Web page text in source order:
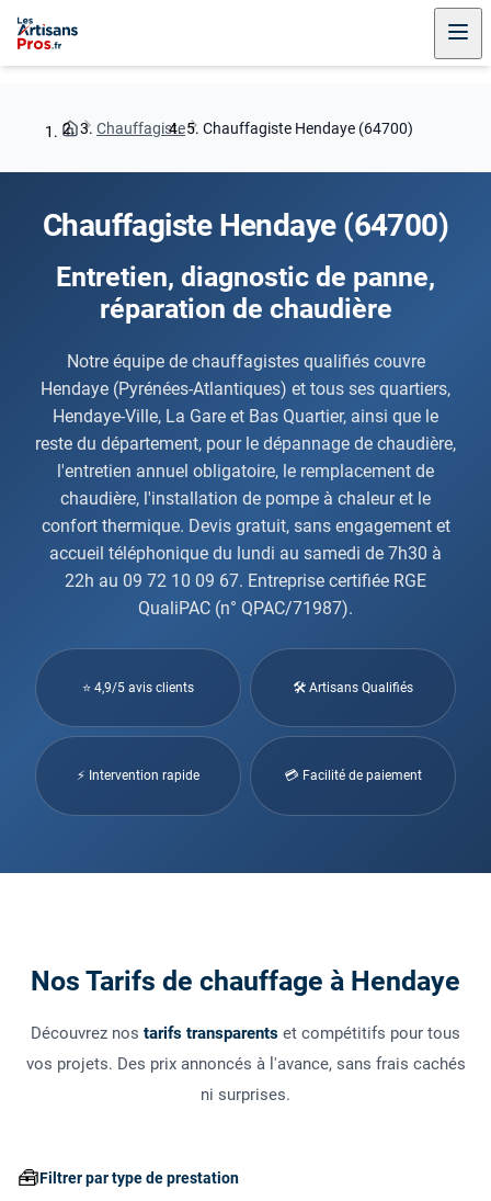
Chauffagiste Chauffagiste Hendaye (64700)
Chauffagiste Hendaye (64700)
Entretien, diagnostic de panne,
réparation de chaudière
Notre équipe de chauffagistes qualifiés couvre
Hendaye (Pyrénées-Atlantiques) et tous ses quartiers,
Hendaye-Ville, La Gare et Bas Quartier, ainsi que le
reste du département, pour le dépannage de chaudière,
l'entretien annuel obligatoire, le remplacement de
chaudière, l'installation de pompe à chaleur et le
confort thermique. Devis gratuit, sans engagement et
accueil téléphonique du lundi au samedi de 7h30 à
22h au 09 72 10 09 67. Entreprise certifiée RGE
QualiPAC (n° QPAC/71987).
⭐ 4,9/5 avis clients 🛠 Artisans Qualifiés
⚡ Intervention rapide 💳 Facilité de paiement
Nos Tarifs de chauffage à Hendaye
Découvrez nos tarifs transparents et compétitifs pour tous
vos projets. Des prix annoncés à l'avance, sans frais cachés
ni surprises.
🧰Filtrer par type de prestation